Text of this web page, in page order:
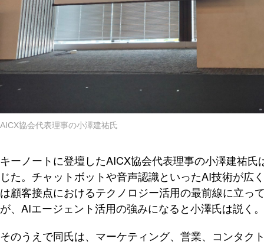
AICX協会代表理事の小澤建祐氏
キーノートに登壇したAICX協会代表理事の小澤建祐
じた。チャットボットや音声認識といったAI技術が広
は顧客接点におけるテクノロジー活用の最前線に立っ
が、AIエージェント活用の強みになると小澤氏は説く。
そのうえで同氏は、マーケティング、営業、コンタク